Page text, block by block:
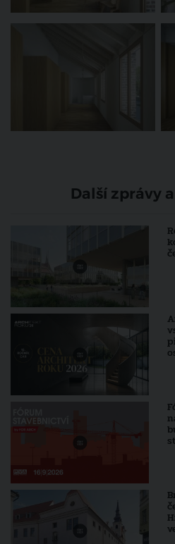
Další zprávy